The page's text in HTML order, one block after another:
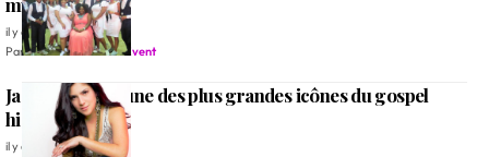
il y a 6 ans
ParRédaction Alleluia Event
Jaci Velasquez, une des plus grandes icônes du gospel
hispanophone
il y a 6 ans